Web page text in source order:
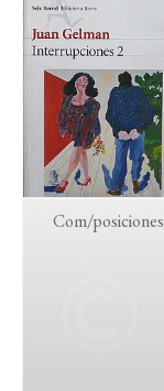
Com/posiciones